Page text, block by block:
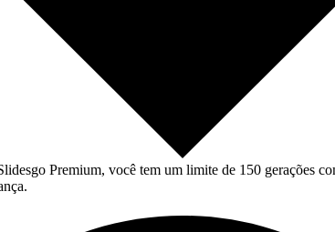
Premium, você tem um limite de 150 gerações